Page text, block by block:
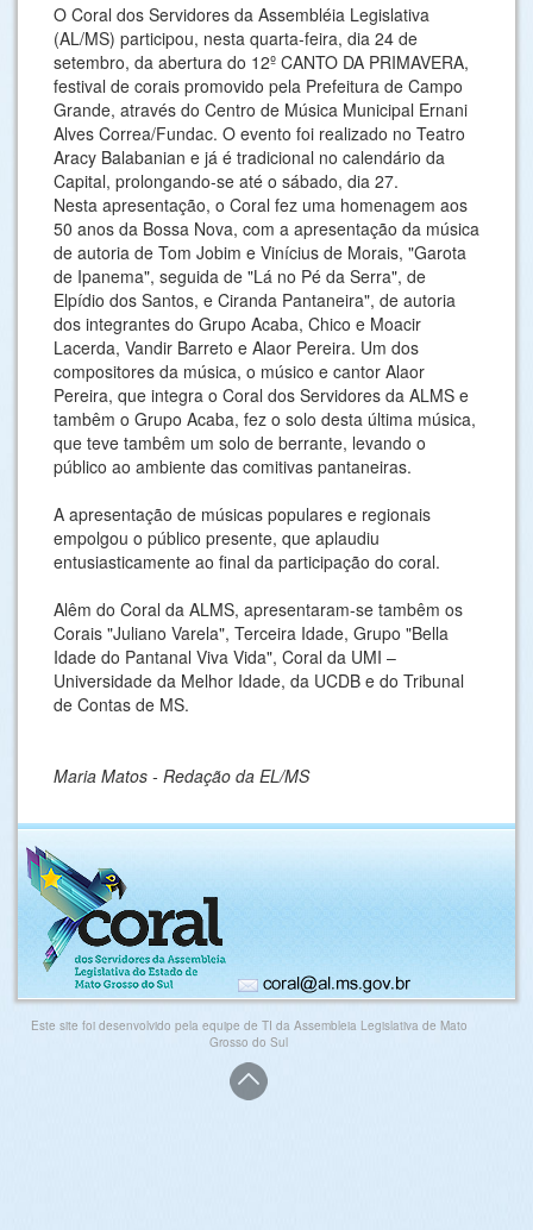
O Coral dos Servidores da Assembléia Legislativa
(AL/MS) participou, nesta quarta-feira, dia 24 de
setembro, da abertura do 12º CANTO DA PRIMAVERA,
festival de corais promovido pela Prefeitura de Campo
Grande, através do Centro de Música Municipal Ernani
Alves Correa/Fundac. O evento foi realizado no Teatro
Aracy Balabanian e já é tradicional no calendário da
Capital, prolongando-se até o sábado, dia 27.
Nesta apresentação, o Coral fez uma homenagem aos
50 anos da Bossa Nova, com a apresentação da música
de autoria de Tom Jobim e Vinícius de Morais, "Garota
de Ipanema", seguida de "Lá no Pé da Serra", de
Elpídio dos Santos, e Ciranda Pantaneira", de autoria
dos integrantes do Grupo Acaba, Chico e Moacir
Lacerda, Vandir Barreto e Alaor Pereira. Um dos
compositores da música, o músico e cantor Alaor
Pereira, que integra o Coral dos Servidores da ALMS e
tambêm o Grupo Acaba, fez o solo desta última música,
que teve tambêm um solo de berrante, levando o
público ao ambiente das comitivas pantaneiras.
A apresentação de músicas populares e regionais
empolgou o público presente, que aplaudiu
entusiasticamente ao final da participação do coral.
Alêm do Coral da ALMS, apresentaram-se tambêm os
Corais "Juliano Varela", Terceira Idade, Grupo "Bella
Idade do Pantanal Viva Vida", Coral da UMI –
Universidade da Melhor Idade, da UCDB e do Tribunal
de Contas de MS.
Maria Matos - Redação da EL/MS
Este site foi desenvolvido pela equipe de TI da Assembleia Legislativa de Mato
Grosso do Sul